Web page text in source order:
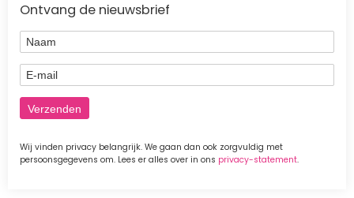
Ontvang de nieuwsbrief
Naam
E-mail
Wij vinden privacy belangrijk. We gaan dan ook zorgvuldig met
persoonsgegevens om. Lees er alles over in ons privacy-statement.